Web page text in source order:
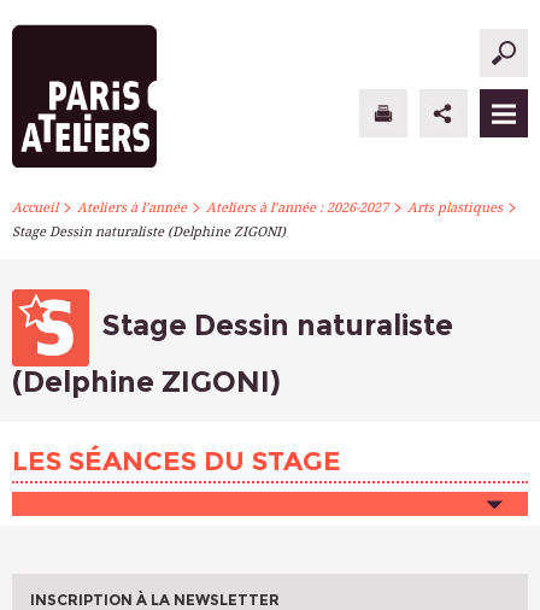
PARIS ATELIERS
ATELIERS À L’ANNÉE
STAGES PONCTUELS
S’INSCRIRE
Accueil> Ateliers à l’année> Ateliers à l’année : 2026-2027> Arts plastiques>
Stage Dessin naturaliste (Delphine ZIGONI)
Stage Dessin naturaliste
(Delphine ZIGONI)
LES SÉANCES DU STAGE
INSCRIPTION À LA NEWSLETTER